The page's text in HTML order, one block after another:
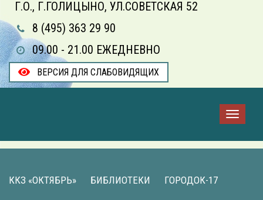
Г.О., Г.ГОЛИЦЫНО, УЛ.СОВЕТСКАЯ 52
8 (495) 363 29 90
09.00 - 21.00 ЕЖЕДНЕВНО
ВЕРСИЯ ДЛЯ СЛАБОВИДЯЩИХ
ККЗ «ОКТЯБРЬ» БИБЛИОТЕКИ ГОРОДОК-17